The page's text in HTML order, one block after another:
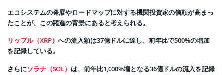
エコシステムの発展やロードマップに対する機関投資家の信頼が高まっ
たことが、この躍進の背景にあると考えられる。
リップル（XRP） への流入額は37億ドルに達し、前年比で500%の増加
を記録している。
さらにソラナ（SOL） は、前年比1,000%増となる36億ドルの流入を記録